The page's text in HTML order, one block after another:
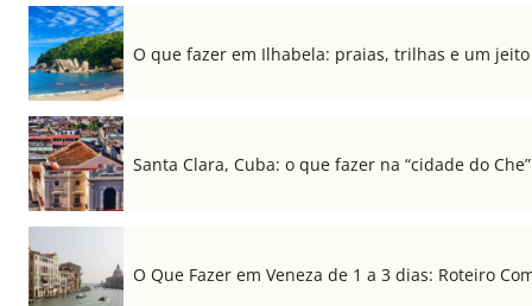
O que fazer em Ilhabela: praias, trilhas e um
Santa Clara, Cuba: o que fazer na “cidade do Che”
O Que Fazer em Veneza de 1 a 3 dias: Roteiro